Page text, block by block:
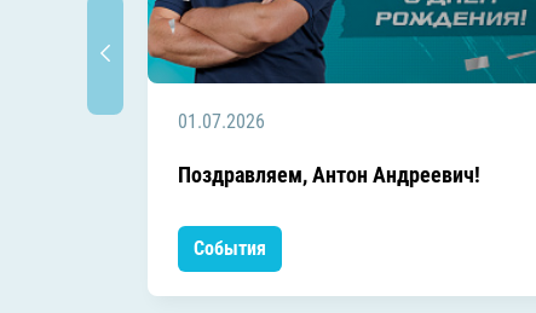
01.07.2026
Поздравляем, Антон Андреевич!
События